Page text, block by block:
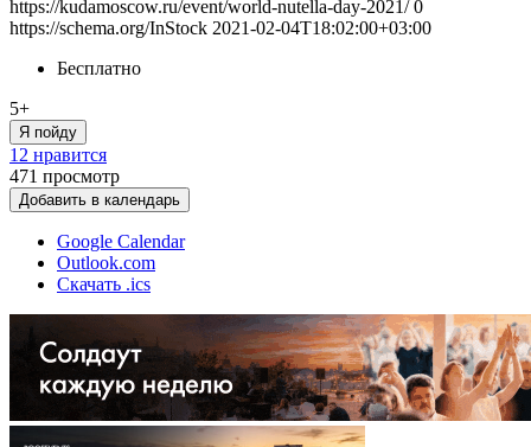
https://kudamoscow.ru/event/world-nutella-day-2021/ 0
https://schema.org/InStock 2021-02-04T18:02:00+03:00
Бесплатно
5+
Я пойду
12 нравится
471 просмотр
Добавить в календарь
Google Calendar
Outlook.com
Скачать .ics